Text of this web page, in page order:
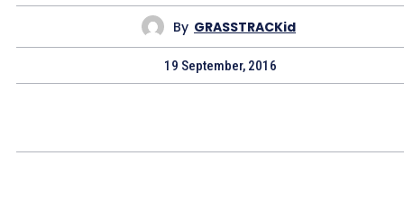
By GRASSTRACKid
19 September, 2016